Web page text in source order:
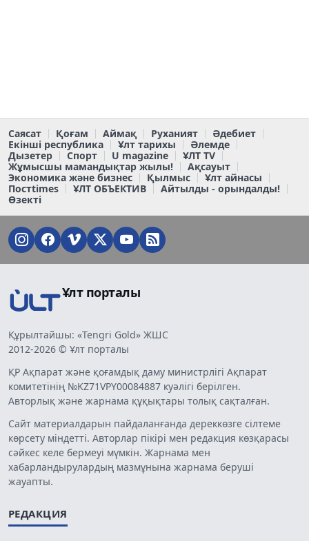
Саясат Қоғам Аймақ Руханият
Әдебиет
Екінші республика
Ұлт тарихы
Әлемде
Дызетер
Спорт U magazine
ҰЛТ TV
Жұмысшы мамандықтар жылы!
Ақсауыт
Экономика және бизнес
Қылмыс
Ұлт айнасы
Постtimes
ҰЛТ ОБЪЕКТИВ
Айтылды - орындалды!
Өзекті
Ұлт порталы
Құрылтайшы: «Tengri Gold» ЖШС
2012-2026 © Ұлт порталы
ҚР Ақпарат және қоғамдық даму министрлігі Ақпарат
комитетінің №KZ71VPY00084887 куәлігі берілген.
Авторлық және жарнама құқықтары толық сақталған.
Сайт материалдарын пайдаланғанда дереккөзге сілтеме
көрсету міндетті. Авторлар пікірі мен редакция көзқарасы
сәйкес келе бермеуі мүмкін. Жарнама мен
хабарландырулардың мазмұнына жарнама беруші
жауапты.
РЕДАКЦИЯ